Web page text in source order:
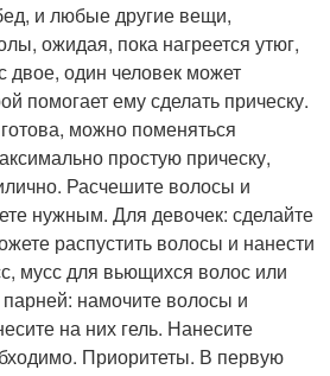
и любые другие вещи,
ожидая, пока нагреется утюг,
двое, один человек может
помогает ему сделать прическу.
можно поменяться
простую прическу,
Расчешите волосы и
нужным. Для девочек: сделайте
распустить волосы и нанести
мусс для вьющихся волос или
намочите волосы и
на них гель. Нанесите
Приоритеты. В первую